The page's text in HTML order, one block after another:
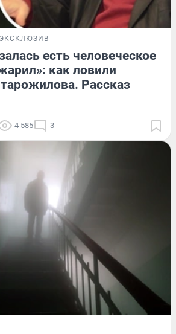
ЭКСКЛЮЗИВ
есть человеческое
как ловили
Рассказ
4 585 3